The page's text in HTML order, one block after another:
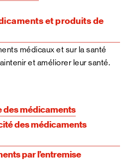
et produits de
médicaux et sur la santé
et améliorer leur santé.
des médicaments
des médicaments
par l’entremise